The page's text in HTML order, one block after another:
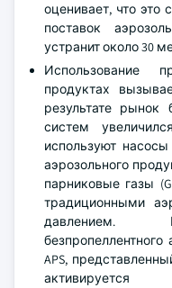
оценивает, что это
поставок
устранит около 30
Использование
продуктах
результате рынок
систем
используют
аэрозольного
парниковые газы
традиционными
давлением.
APS,
активируется